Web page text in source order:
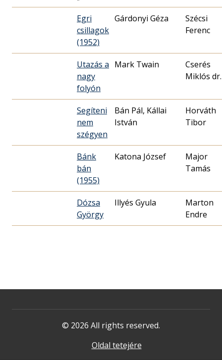
Egri
csillagok
(1952)
Gárdonyi Géza
Szécsi
Ferenc
Utazás a
nagy
folyón
Mark Twain
Cserés
Miklós dr.
Segíteni
nem
szégyen
Bán Pál, Kállai
István
Horváth
Bánk
bán
(1955)
Katona József
Major
Tamás
Dózsa
György
Illyés Gyula
Marton
Endre
© 2026 All rights reserved.
Oldal tetejére